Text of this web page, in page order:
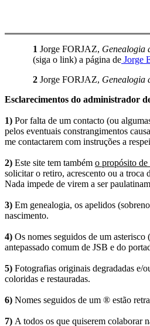
1 Jorge FORJAZ, Genealogia
(siga o link) a página de Jorge
2 Jorge FORJAZ, Genealogia
Esclarecimentos do administrador
1) Por falta de um contacto (ou
pelos eventuais constrangimentos
me contactarem com instruções a
2) Este site tem também o propósito de
solicitar o retiro, acrescento ou a troca
Nada impede de virem a ser
3) Em genealogia, os apelidos
nascimento.
4) Os nomes seguidos de um
antepassado comum de JSB e do
5) Fotografias originais degradadas e/
coloridas e restauradas.
6) Nomes seguidos de um ® estão
7) A todos os que quiserem colaborar